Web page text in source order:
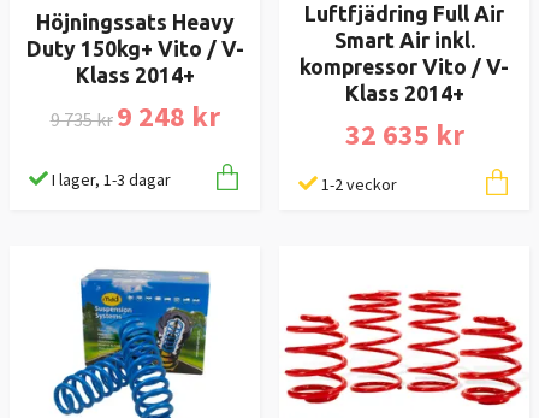
Höjningssats Heavy
Duty 150kg+ Vito / V-
Klass 2014+
9 735 kr 9 248 kr
I lager, 1-3 dagar
Luftfjädring Full Air
Smart Air inkl.
kompressor Vito / V-
Klass 2014+
32 635 kr
1-2 veckor